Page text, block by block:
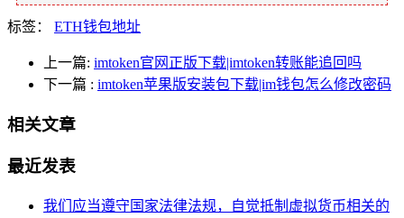
标签： ETH钱包地址
上一篇: imtoken官网正版下载|imtoken转账能追回吗
下一篇 : imtoken苹果版安装包下载|im钱包怎么修改密码
相关文章
最近发表
我们应当遵守国家法律法规，自觉抵制虚拟货币相关的